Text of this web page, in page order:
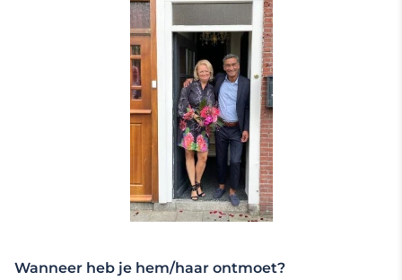
Wanneer heb je hem/haar ontmoet?